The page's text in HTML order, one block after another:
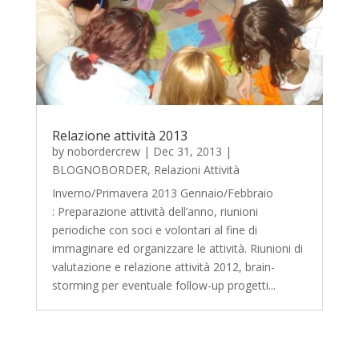
Relazione attività 2013
by nobordercrew| Dec 31, 2013 |
BLOGNOBORDER, Relazioni Attività
Inverno/Primavera 2013 Gennaio/Febbraio
: Preparazione attività dell’anno, riunioni
periodiche con soci e volontari al fine di
immaginare ed organizzare le attività. Riunioni di
valutazione e relazione attività 2012, brain-
storming per eventuale follow-up progetti...